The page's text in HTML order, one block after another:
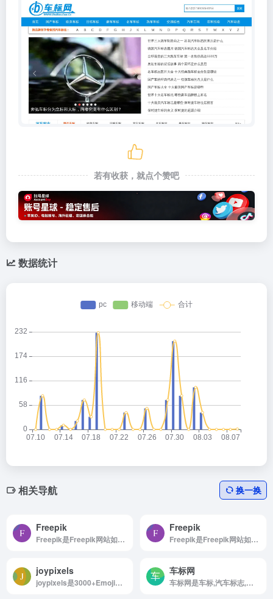
若有收获，就点个赞吧
数据统计
相关导航 换一换
Freepik
Freepik是Freepik网站如何使用 浏览...
Freepik
Freepik是Freepik网站如何使用 浏览...
joypixels
joypixels是3000+Emoji图标
车标网
车标网是车标,汽车标志,车标大全,车的标志,汽车标志大全,汽车车标大全,汽车标志图片,车标矢量图,车标图片等资料图片内容